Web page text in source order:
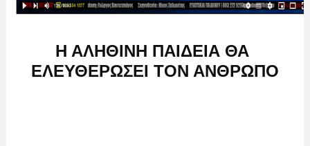
Η ΑΛΗΘΙΝΗ ΠΑΙΔΕΙΑ ΘΑ
ΕΛΕΥΘΕΡΩΣΕΙ ΤΟΝ ΑΝΘΡΩΠΟ